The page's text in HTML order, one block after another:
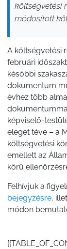
költségvetési
módosított
A költségvetési
februári
későbbi
dokumentum
évhez több
képviselő-
eleget téve – a
költségvetési
emellett az
körű
Felhívjuk a
bejegyzésre,
módon